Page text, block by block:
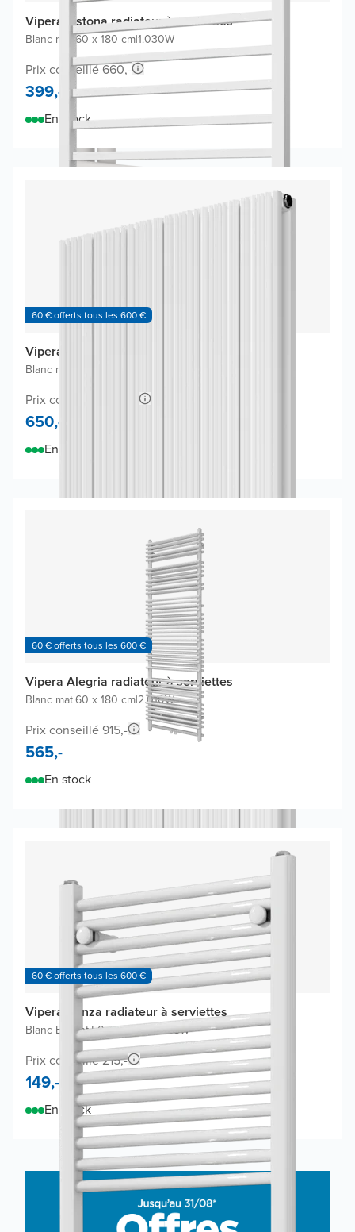
Vipera Listona radiateur à serviettes
Blanc mat|60 x 180 cm|1.030W
Prix conseillé 660,-
399,-
En stock
60 € offerts tous les 600 €
Vipera Mares radiateur design
Blanc mat
Prix conseillé 1.042,-
650,-
En stock
60 € offerts tous les 600 €
Vipera Alegria radiateur à serviettes
Blanc mat|60 x 180 cm|2.010W
Prix conseillé 915,-
565,-
En stock
60 € offerts tous les 600 €
Vipera Kanza radiateur à serviettes
Blanc Brillant|50 x 180 cm|1.068W
Prix conseillé 215,-
149,-
En stock